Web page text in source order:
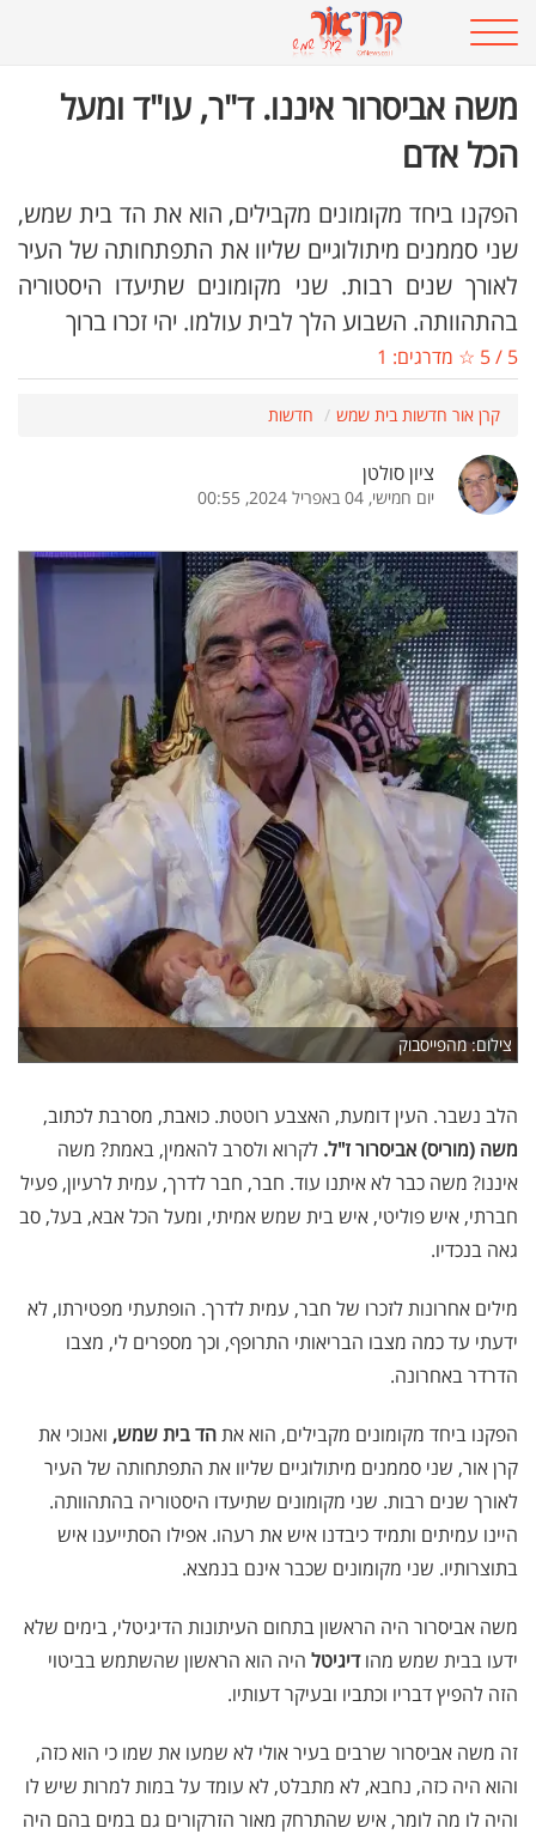
משה אביסרור איננו. ד"ר, עו"ד ומעל
הכל אדם
הפקנו ביחד מקומונים מקבילים, הוא את הד בית שמש,
שני סממנים מיתולוגיים שליוו את התפתחותה של העיר
לאורך שנים רבות. שני מקומונים שתיעדו היסטוריה
בהתהוותה. השבוע הלך לבית עולמו. יהי זכרו ברוך
5
/
5 ☆ מדרגים: 1
קרן אור חדשות בית שמש חדשות
ציון סולטן
יום חמישי, 04 באפריל 2024, 00:55
צילום: מהפייסבוק
הלב נשבר. העין דומעת, האצבע רוטטת. כואבת, מסרבת לכתוב,
משה (מוריס) אביסרור ז"ל. לקרוא ולסרב להאמין, באמת? משה
איננו? משה כבר לא איתנו עוד. חבר, חבר לדרך, עמית לרעיון, פעיל
חברתי, איש פוליטי, איש בית שמש אמיתי, ומעל הכל אבא, בעל, סב
גאה בנכדיו.
מילים אחרונות לזכרו של חבר, עמית לדרך. הופתעתי מפטירתו, לא
ידעתי עד כמה מצבו הבריאותי התרופף, וכך מספרים לי, מצבו
הדרדר באחרונה.
הפקנו ביחד מקומונים מקבילים, הוא אתהד בית שמש, ואנוכי את
קרן אור, שני סממנים מיתולוגיים שליוו את התפתחותה של העיר
לאורך שנים רבות. שני מקומונים שתיעדו היסטוריה בהתהוותה.
היינו עמיתים ותמיד כיבדנו איש את רעהו. אפילו הסתייענו איש
בתוצרותיו. שני מקומונים שכבר אינם בנמצא.
משה אביסרור היה הראשון בתחום העיתונות הדיגיטלי, בימים שלא
ידעו בבית שמש מהודיגיטל היה הוא הראשון שהשתמש בביטוי
הזה להפיץ דבריו וכתביו ובעיקר דעותיו.
זה משה אביסרור שרבים בעיר אולי לא שמעו את שמו כי הוא כזה,
והוא היה כזה, נחבא, לא מתבלט, לא עומד על במות למרות שיש לו
והיה לו מה לומר, איש שהתרחק מאור הזרקורים גם במים בהם היה